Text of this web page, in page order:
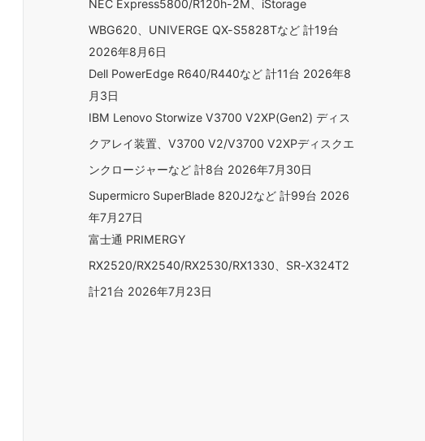
NEC Express5800/R120h-2M、iStorage
WBG620、UNIVERGE QX-S5828Tなど 計19台
2026年8月6日
Dell PowerEdge R640/R440など 計11台 2026年8
月3日
IBM Lenovo Storwize V3700 V2XP(Gen2) ディス
クアレイ装置、V3700 V2/V3700 V2XPディスクエ
ンクロージャーなど 計8台 2026年7月30日
Supermicro SuperBlade 820J2など 計99台 2026
年7月27日
富士通 PRIMERGY
RX2520/RX2540/RX2530/RX1330、SR-X324T2
計21台 2026年7月23日